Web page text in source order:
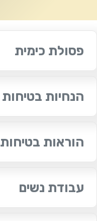
פסולת כימית
הנחיות בטיחות
הוראות
עבודת נשים